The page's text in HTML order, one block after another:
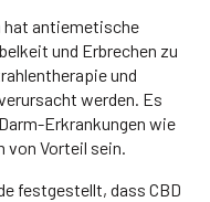
hat antiemetische
und Erbrechen zu
und
werden. Es
Erkrankungen wie
von Vorteil sein.
festgestellt, dass CBD